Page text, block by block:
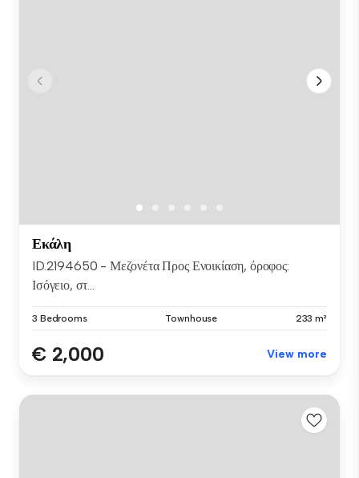
Εκάλη
ID.2194650 - Μεζονέτα Προς Ενοικίαση, όροφος:
Ισόγειο, στ...
3 Bedrooms Townhouse 233 m²
€ 2,000 View more